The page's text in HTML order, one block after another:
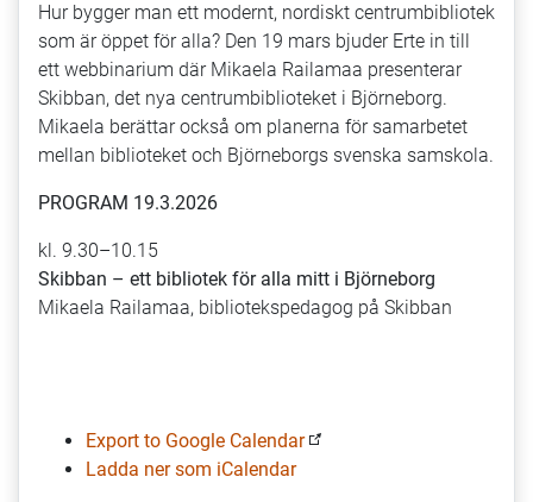
–
ett
bibliotek
för
alla
mitt
i
Hur bygger man ett modernt, nordiskt centrumbibliotek
som är öppet för alla? Den 19 mars bjuder Erte in till
ett webbinarium där Mikaela Railamaa presenterar
Skibban, det nya centrumbiblioteket i Björneborg.
Mikaela berättar också om planerna för samarbetet
mellan biblioteket och Björneborgs svenska samskola.
PROGRAM 19.3.2026
kl. 9.30–10.15
Skibban – ett bibliotek för alla mitt i Björneborg
Mikaela Railamaa, bibliotekspedagog på Skibban
Export to Google Calendar
Ladda ner som iCalendar